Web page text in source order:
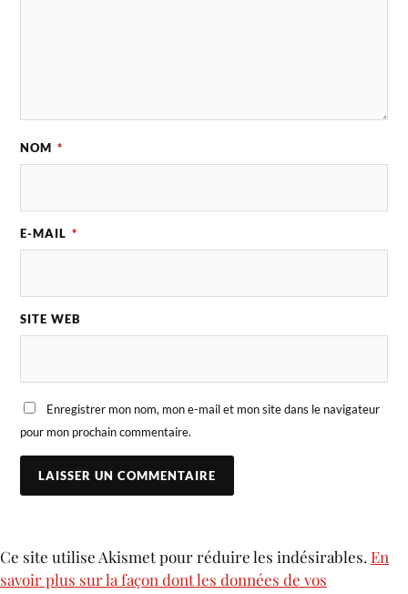
NOM *
E-MAIL *
SITE WEB
Enregistrer mon nom, mon e-mail et mon site dans le navigateur
pour mon prochain commentaire.
Ce site utilise Akismet pour réduire les indésirables. En
savoir plus sur la façon dont les données de vos